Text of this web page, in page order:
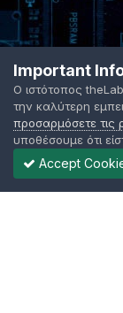
Important
Ο ιστότοπος
την καλύτερη
προσαρμόσετε τις
υποθέσουμε ότι
Accept